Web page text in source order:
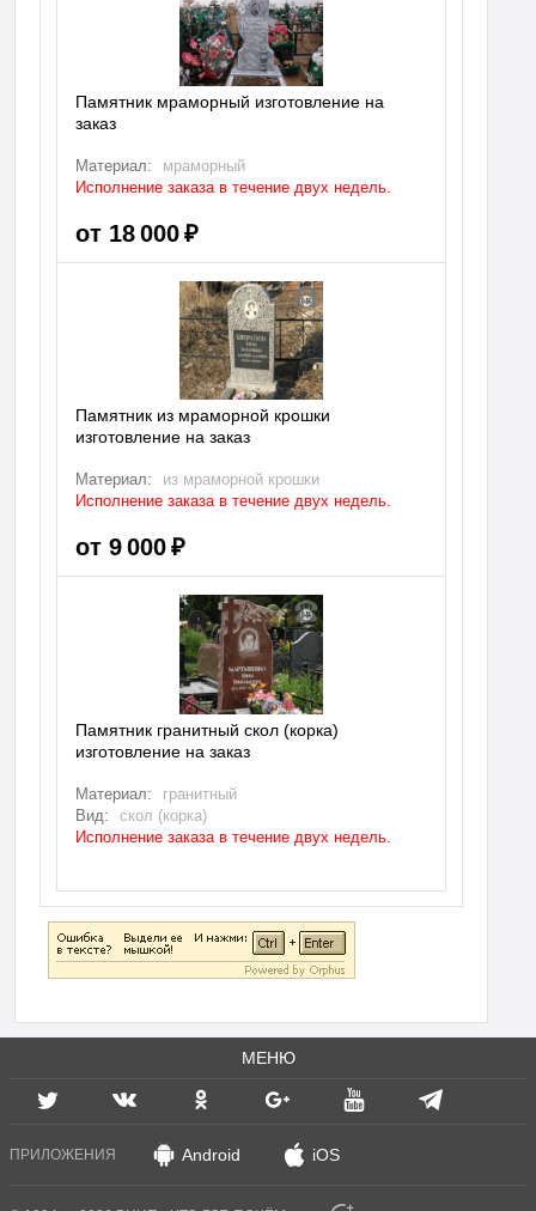
Памятник мраморный изготовление на
заказ
Материал:
мраморный
Исполнение заказа в течение двух недель.
от 18 000 ₽
Памятник из мраморной крошки
изготовление на заказ
Материал:
из мраморной крошки
Исполнение заказа в течение двух недель.
от 9 000 ₽
Памятник гранитный скол (корка)
изготовление на заказ
Материал:
гранитный
Вид:
скол (корка)
Исполнение заказа в течение двух недель.
МЕНЮ
ПРИЛОЖЕНИЯ Android iOS